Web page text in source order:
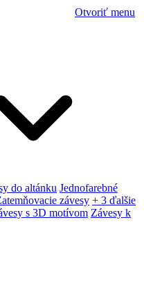
Otvoriť menu
do altánku Jednofarebné
závesy + 3 ďalšie
s 3D motívom Závesy k